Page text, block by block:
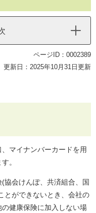
ページID：0002389
更新日：2025年10月31日更新
マイナンバーカードを用
。
協会けんぽ、共済組合、国
とができないとき、会社の
健康保険に加入しない場